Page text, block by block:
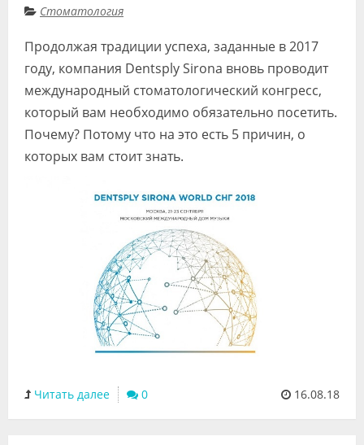
Видео
Форум
Специалисты
Галерея
Стоматология
Продолжая традиции успеха, заданные в 2017
году, компания Dentsply Sirona вновь проводит
международный стоматологический конгресс,
который вам необходимо обязательно посетить.
Почему? Потому что на это есть 5 причин, о
которых вам стоит знать.
Читать далее 0 16.08.18